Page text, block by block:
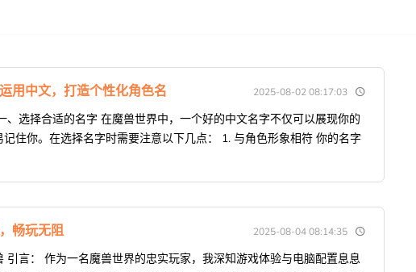
用中文，打造个性化角色名 2025-08-02 08:17:03
、选择合适的名字 在魔兽世界中，一个好的中文名字不仅可以展现你的
住你。在选择名字时需要注意以下几点： 1. 与角色形象相符 你的名字
畅玩无阻 2025-08-04 08:14:35
引言： 作为一名魔兽世界的忠实玩家，我深知游戏体验与电脑配置息息